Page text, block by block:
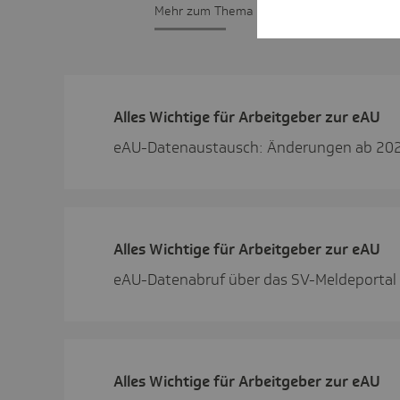
Mehr zum Thema
Alles Wich­tige für Arbeit­geber zur eAU
eAU-Datenaustausch: Änderungen ab
Alles Wich­tige für Arbeit­geber zur eAU
eAU-Datenabruf über das SV-Meldeportal
Alles Wich­tige für Arbeit­geber zur eAU